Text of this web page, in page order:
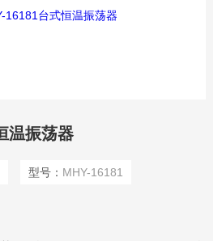
温振荡器
型号： MHY-16181